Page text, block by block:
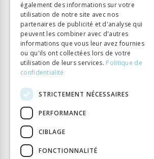
également des informations sur votre
utilisation de notre site avec nos
partenaires de publicité et d'analyse qui
peuvent les combiner avec d'autres
informations que vous leur avez fournies
ou qu'ils ont collectées lors de votre
utilisation de leurs services. Politique de
confidentialité
STRICTEMENT NÉCESSAIRES
PERFORMANCE
CIBLAGE
FONCTIONNALITÉ